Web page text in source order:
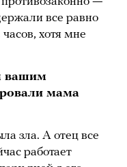
все равно
хотя мне
вашим
мама
зла. А отец все
работает